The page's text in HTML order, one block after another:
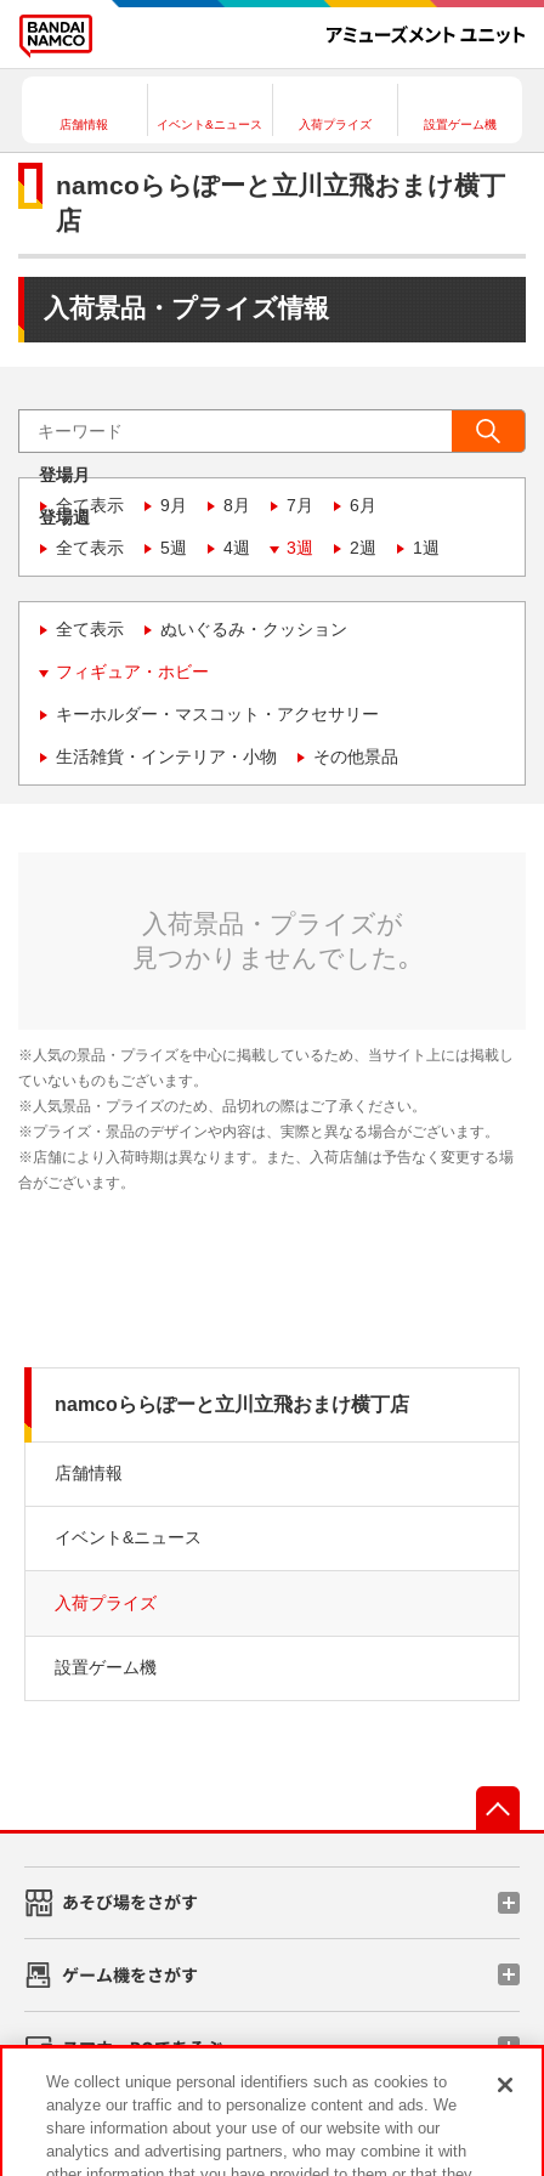
店舗情報 イベント&ニュース 入荷プライズ 設置ゲーム機
namcoららぽーと立川立飛おまけ横丁
店
入荷景品・プライズ情報
登場月
全て表示
9月 8月 7月 6月
登場週
全て表示
5週 4週 3週 2週 1週
全て表示 ぬいぐるみ・クッション
フィギュア・ホビー
キーホルダー・マスコット・アクセサリー
生活雑貨・インテリア・小物 その他景品
namcoららぽーと立川立飛おまけ横丁店
店舗情報
イベント&ニュース
入荷プライズ
設置ゲーム機
あそび場をさがす
ゲーム機をさがす
スマホ・PCであそぶ
イベント・キャンペーン
We collect unique personal identifiers such as cookies to
analyze our traffic and to personalize content and ads. We
share information about your use of our website with our
analytics and advertising partners, who may combine it with